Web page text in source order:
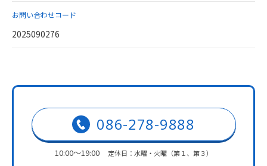
お問い合わせコード
2025090276
086-278-9888
10:00～19:00 定休日：水曜・火曜（第１、第３）